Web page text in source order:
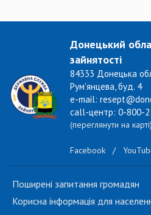
Донецький
зайнятості
84333 Донецька
Рум'янцева, буд. 4
e-mail:
call-центр: 0-800-
(переглянути на карті)
Facebook /
Поширені запитання громадян
Корисна інформація для